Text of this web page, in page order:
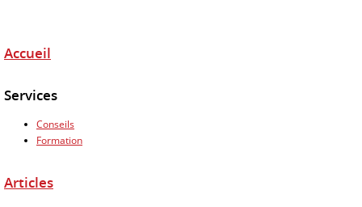
Accueil
Services
Conseils
Formation
Articles